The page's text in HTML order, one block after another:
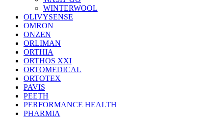
WINTERWOOL
OLIVYSENSE
OMRON
ONZEN
ORLIMAN
ORTHIA
ORTHOS XXI
ORTOMEDICAL
ORTOTEX
PAVIS
PEETH
PERFORMANCE HEALTH
PHARMIA